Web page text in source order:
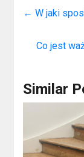
← W jaki
Co jest
Similar